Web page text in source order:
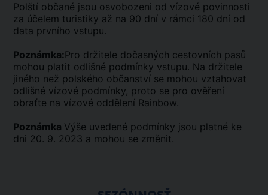
Polští občané jsou osvobozeni od vízové povinnosti
za účelem turistiky až na 90 dní v rámci 180 dní od
data prvního vstupu.
Poznámka: Pro držitele dočasných cestovních pasů
mohou platit odlišné podmínky vstupu. Na držitele
jiného než polského občanství se mohou vztahovat
odlišné vízové podmínky, proto se pro ověření
obraťte na vízové oddělení Rainbow.
Poznámka Výše uvedené podmínky jsou platné ke
dni 20. 9. 2023 a mohou se změnit.